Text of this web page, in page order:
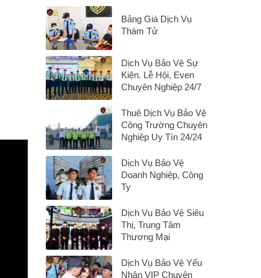
Bảng Giá Dịch Vụ
Thám Tử
Dịch Vụ Bảo Vệ Sự
Kiện. Lễ Hội, Even
Chuyên Nghiệp 24/7
Thuê Dịch Vụ Bảo Vệ
Công Trường Chuyên
Nghiệp Uy Tín 24/24
Dịch Vụ Bảo Vệ
Doanh Nghiệp, Công
Ty
Dịch Vụ Bảo Vệ Siêu
Thị, Trung Tâm
Thương Mại
Dịch Vụ Bảo Vệ Yếu
Nhân VIP Chuyên